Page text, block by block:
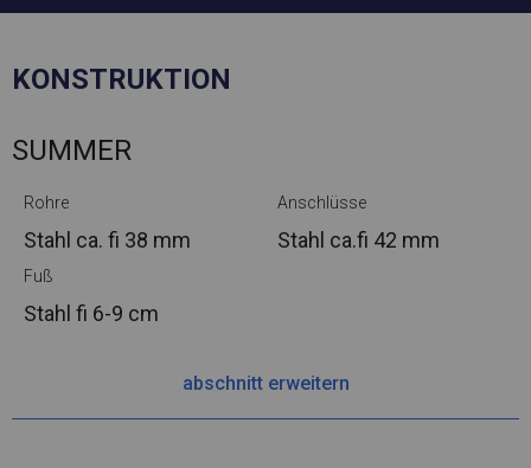
KONSTRUKTION
SUMMER
Rohre
Stahl ca. fi 38 mm
Anschlüsse
Stahl ca.fi 42 mm
Fuß
Stahl fi 6-9 cm
abschnitt erweitern